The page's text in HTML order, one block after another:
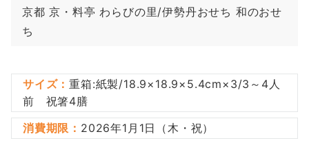
京都 京・料亭 わらびの里/伊勢丹おせち 和のおせ
ち
サイズ：重箱:紙製/18.9×18.9×5.4cm×3/3～4人
前 祝箸4膳
消費期限： 2026年1月1日（木・祝）